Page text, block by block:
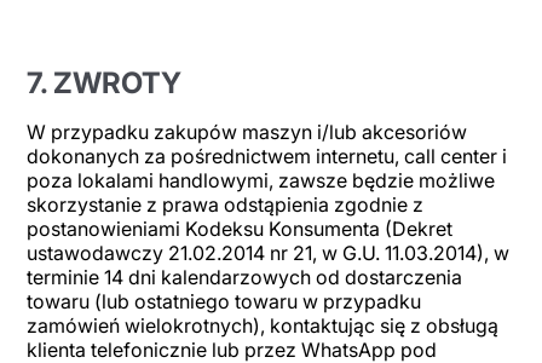
7. ZWROTY
W przypadku zakupów maszyn i/lub akcesoriów
dokonanych za pośrednictwem internetu, call center i
poza lokalami handlowymi, zawsze będzie możliwe
skorzystanie z prawa odstąpienia zgodnie z
postanowieniami Kodeksu Konsumenta (Dekret
ustawodawczy 21.02.2014 nr 21, w G.U. 11.03.2014), w
terminie 14 dni kalendarzowych od dostarczenia
towaru (lub ostatniego towaru w przypadku
zamówień wielokrotnych), kontaktując się z obsługą
klienta telefonicznie lub przez WhatsApp pod